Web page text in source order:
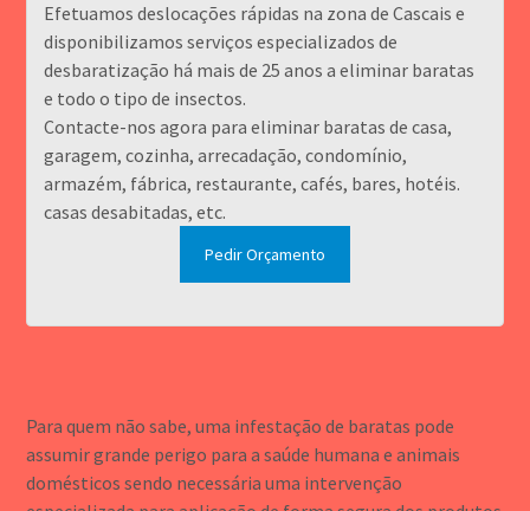
Efetuamos deslocações rápidas na zona de Cascais e
disponibilizamos serviços especializados de
desbaratização há mais de 25 anos a eliminar baratas
e todo o tipo de insectos.
Contacte-nos agora para eliminar baratas de casa,
garagem, cozinha, arrecadação, condomínio,
armazém, fábrica, restaurante, cafés, bares, hotéis.
casas desabitadas, etc.
Pedir Orçamento
Para quem não sabe, uma infestação de baratas pode
assumir grande perigo para a saúde humana e animais
domésticos sendo necessária uma intervenção